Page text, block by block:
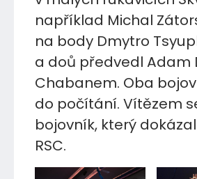
například Michal
na body Dmytro
a doů předvedl Adam
Chabanem. Oba
do počítání. Vítězem
bojovník, který
RSC.